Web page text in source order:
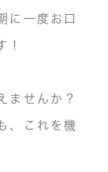
に一度お口
！
ませんか？
、これを機